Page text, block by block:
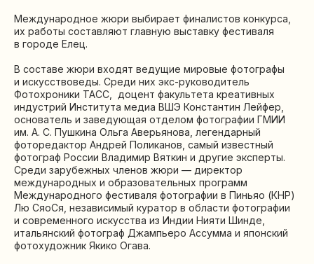
Международное жюри выбирает финалистов конкурса,
их работы составляют главную выставку фестиваля
в городе Елец.
В составе жюри входят ведущие мировые фотографы
и искусствоведы. Среди них экс-руководитель
Фотохроники ТАСС, доцент факультета креативных
индустрий Института медиа ВШЭ Константин Лейфер,
основатель и заведующая отделом фотографии ГМИИ
им. А. С. Пушкина Ольга Аверьянова, легендарный
фоторедактор Андрей Поликанов, самый известный
фотограф России Владимир Вяткин и другие эксперты.
Среди зарубежных членов жюри — директор
международных и образовательных программ
Международного фестиваля фотографии в Пиньяо (КНР)
Лю СяоСя, независимый куратор в области фотографии
и современного искусства из Индии Нияти Шинде,
итальянский фотограф Джампьеро Ассумма и японский
фотохудожник Якико Огава.
Новости
и события